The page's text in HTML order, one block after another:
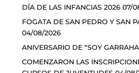
DÍA DE LAS INFANCIAS 2026 07/
FOGATA DE SAN PEDRO Y SAN
04/08/2026
ANIVERSARIO DE “SOY
COMENZARON LAS